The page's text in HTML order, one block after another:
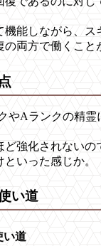
機能しながら、ス
の両方で働くこと
やAランクの精霊
ど強化されないの
いった感じか。
い道
い道